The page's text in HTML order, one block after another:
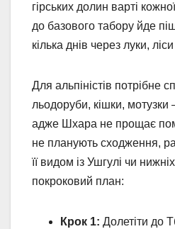
гірських долин варті
до базового табору йде
кілька днів через луки,
Для альпіністів потрібне
льодоруби, кішки, мотузки
адже Шхара не прощає
не планують сходження,
її видом із Ушгулі чи
покроковий план:
Крок 1: Долетіти до